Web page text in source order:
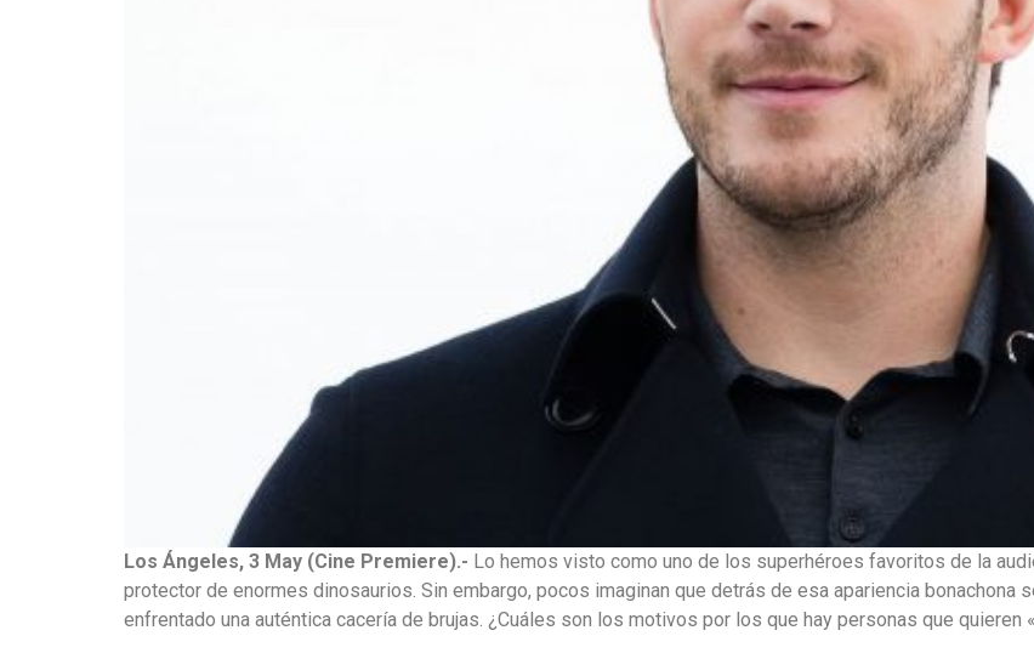
Los Ángeles, 3 May (Cine Premiere).- Lo hemos visto como uno de los superhéroes favoritos de la
protector de enormes dinosaurios. Sin embargo, pocos imaginan que detrás de esa apariencia bonachona
enfrentado una auténtica cacería de brujas. ¿Cuáles son los motivos por los que hay personas que quieren